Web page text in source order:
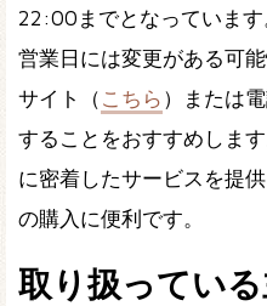
22:00までとなっていま
営業日には変更がある可
サイト（ こちら ）または
することをおすすめしま
に密着したサービスを提
の購入に便利です。
取り扱ってい